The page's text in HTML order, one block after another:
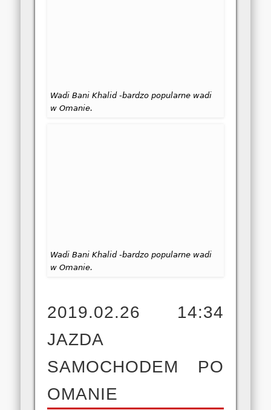
Wadi Bani Khalid -bardzo popularne wadi
w Omanie.
Wadi Bani Khalid -bardzo popularne wadi
w Omanie.
2019.02.26 14:34
JAZDA
SAMOCHODEM PO
OMANIE